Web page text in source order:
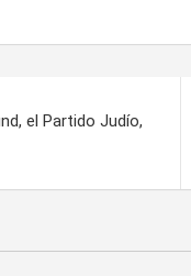
el Partido Judío,